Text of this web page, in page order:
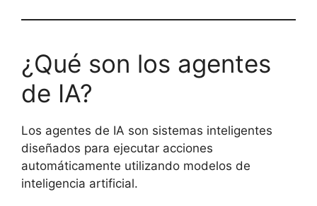
¿Qué son los agentes
de IA?
Los agentes de IA son sistemas inteligentes
diseñados para ejecutar acciones
automáticamente utilizando modelos de
inteligencia artificial.